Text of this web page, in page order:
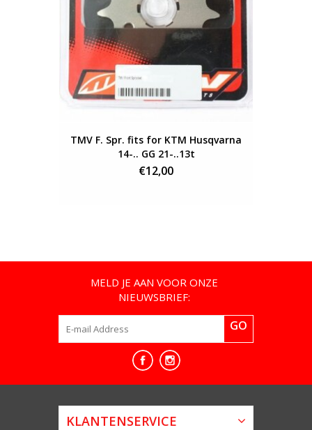
TMV F. Spr. fits for KTM Husqvarna
14-.. GG 21-..13t
€12,00
MELD JE AAN VOOR ONZE
NIEUWSBRIEF:
GO
KLANTENSERVICE